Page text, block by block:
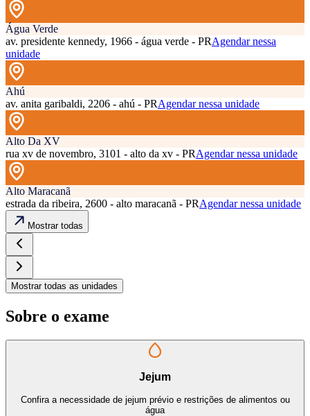
Água Verde
av. presidente kennedy, 1966 - água verde - PRAgendar nessa
unidade
Ahú
av. anita garibaldi, 2206 - ahú - PRAgendar nessa unidade
Alto Da XV
rua xv de novembro, 3101 - alto da xv - PRAgendar nessa unidade
Alto Maracanã
estrada da ribeira, 2600 - alto maracanã - PRAgendar nessa unidade
Mostrar todas
Mostrar todas as unidades
Sobre o exame
Jejum
Confira a necessidade de jejum prévio e restrições de alimentos ou
água